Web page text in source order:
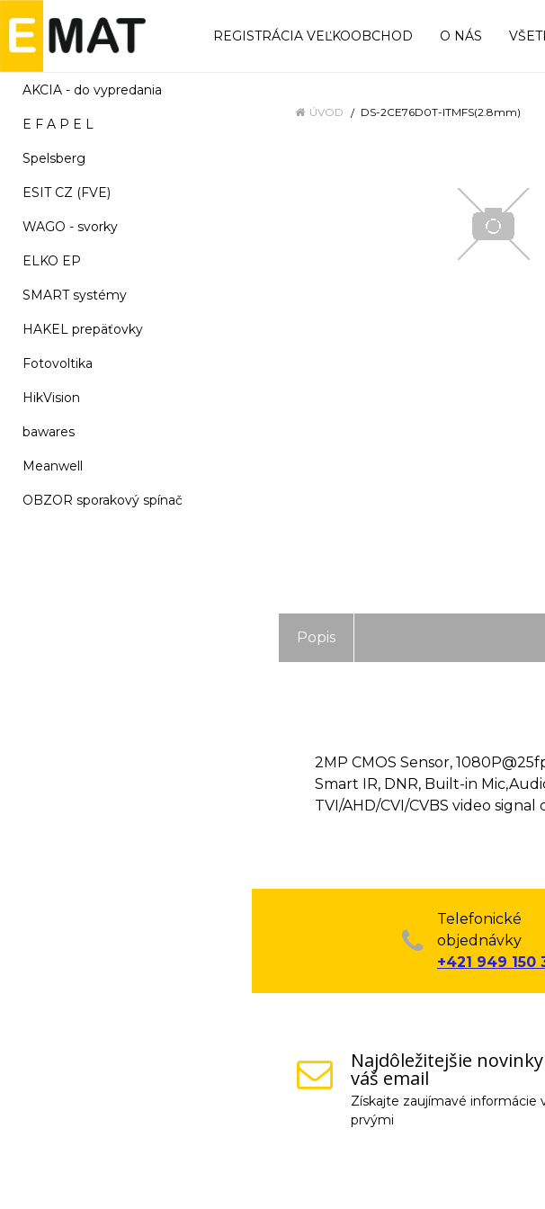
REGISTRÁCIA VEĽKOOBCHOD O NÁS
AKCIA - do vypredania
E F A P E L
Spelsberg
ESIT CZ (FVE)
WAGO - svorky
ELKO EP
SMART systémy
HAKEL prepäťovky
Fotovoltika
HikVision
bawares
Meanwell
OBZOR sporakový spínač
ÚVOD DS-2CE76D0T-ITMFS(2.8mm)
Popis
2MP CMOS Sensor,
Smart IR, DNR, Built-in
TVI/AHD/CVI/CVBS video
Telefonické
objednávky
+421 949 150
Najdôležitejšie
váš email
Získajte zaujímavé informácie
prvými